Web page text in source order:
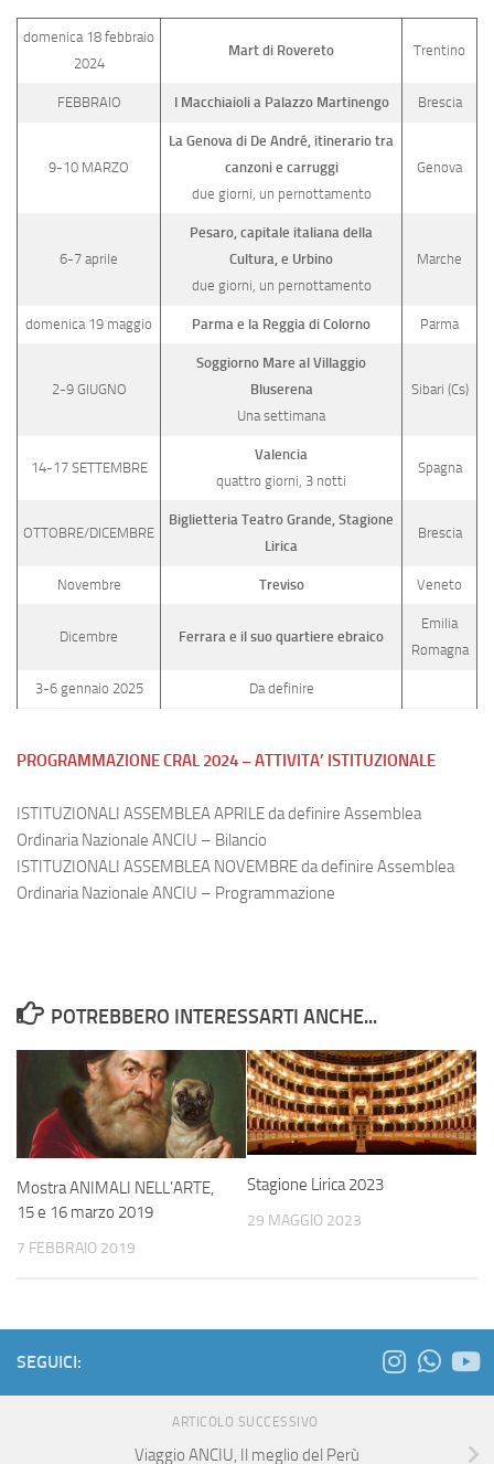
domenica 18 febbraio
2024
Mart di Rovereto Trentino
FEBBRAIO I Macchiaioli a Palazzo Martinengo Brescia
9-10 MARZO
La Genova di De André, itinerario tra
canzoni e carruggi
due giorni, un pernottamento
Genova
6-7 aprile
Pesaro, capitale italiana della
Cultura, e Urbino
due giorni, un pernottamento
Marche
domenica 19 maggio Parma e la Reggia di Colorno Parma
2-9 GIUGNO
Soggiorno Mare al Villaggio
Bluserena
Una settimana
Sibari (Cs)
14-17 SETTEMBRE
Valencia
quattro giorni, 3 notti
Spagna
OTTOBRE/DICEMBRE
Biglietteria Teatro Grande, Stagione
Lirica
Brescia
Novembre Treviso Veneto
Dicembre Ferrara e il suo quartiere ebraico
Emilia
Romagna
3-6 gennaio 2025 Da definire
PROGRAMMAZIONE CRAL 2024 – ATTIVITA’ ISTITUZIONALE
ISTITUZIONALI ASSEMBLEA APRILE da definire Assemblea
Ordinaria Nazionale ANCIU – Bilancio
ISTITUZIONALI ASSEMBLEA NOVEMBRE da definire Assemblea
Ordinaria Nazionale ANCIU – Programmazione
POTREBBERO INTERESSARTI ANCHE...
Mostra ANIMALI NELL’ARTE,
15 e 16 marzo 2019
7 FEBBRAIO 2019
Stagione Lirica 2023
29 MAGGIO 2023
SEGUICI:
ARTICOLO SUCCESSIVO
Viaggio ANCIU, Il meglio del Perù